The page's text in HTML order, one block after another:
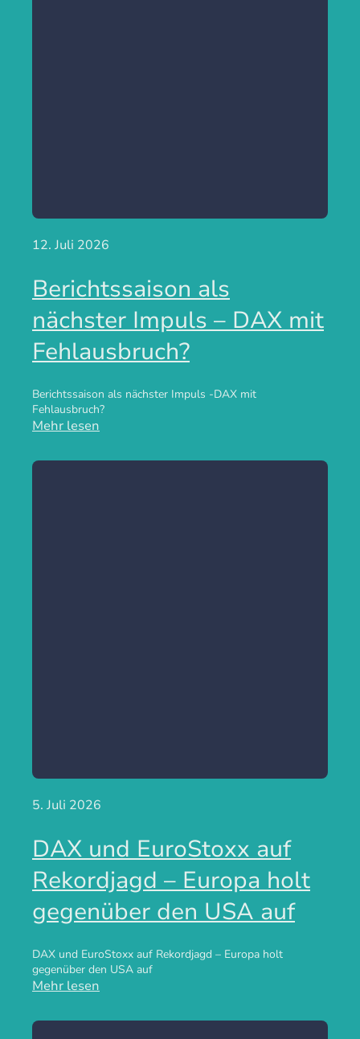
12. Juli 2026
Berichtssaison als
nächster Impuls – DAX mit
Fehlausbruch?
Berichtssaison als nächster Impuls -DAX mit
Fehlausbruch?
Mehr lesen
5. Juli 2026
DAX und EuroStoxx auf
Rekordjagd – Europa holt
gegenüber den USA auf
DAX und EuroStoxx auf Rekordjagd – Europa holt
gegenüber den USA auf
Mehr lesen